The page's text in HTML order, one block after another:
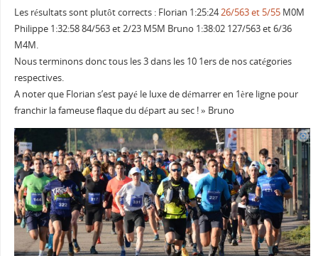
Les résultats sont plutôt corrects : Florian 1:25:2426/563 et 5/55M0M
Philippe 1:32:58 84/563 et 2/23 M5M Bruno 1:38:02 127/563 et 6/36
M4M.
Nous terminons donc tous les 3 dans les 10 1ers de nos catégories
respectives.
A noter que Florian s’est payé le luxe de démarrer en 1ère ligne pour
franchir la fameuse flaque du départ au sec ! » Bruno